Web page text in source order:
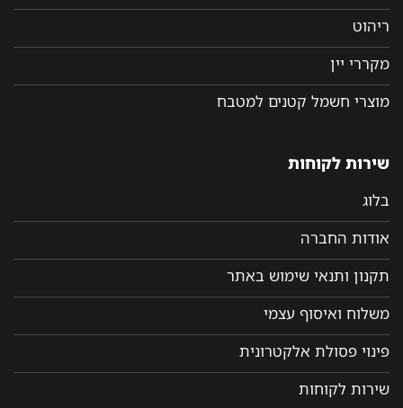
ריהוט
מקררי יין
מוצרי חשמל קטנים למטבח
שירות לקוחות
בלוג
אודות החברה
תקנון ותנאי שימוש באתר
משלוח ואיסוף עצמי
פינוי פסולת אלקטרונית
שירות לקוחות